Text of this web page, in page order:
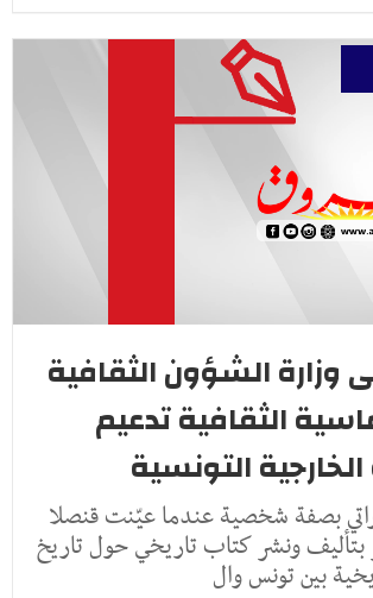
الشؤون الثقافية
الثقافية تدعيم
التونسية
بصفة شخصية عندما عيّنت قنصلا
بتأليف ونشر كتاب تاريخي حول تاريخ
بين تونس وال